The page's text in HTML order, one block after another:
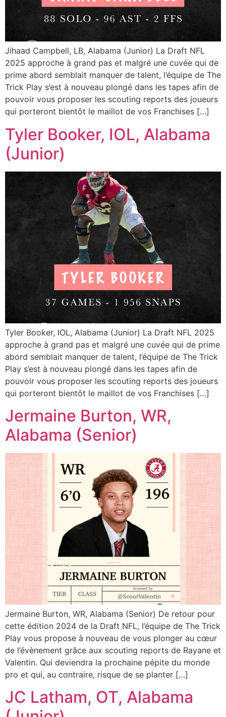
Jihaad Campbell, LB, Alabama (Junior) La Draft NFL
2025 approche à grand pas et malgré une cuvée qui de
prime abord semblait manquer de talent, l’équipe de The
Trick Play s’est à nouveau plongé dans les tapes afin de
pouvoir vous proposer les scouting reports des joueurs
qui porteront bientôt le maillot de vos Franchises […]
Tyler Booker, IOL, Alabama
(Junior)
Tyler Booker, IOL, Alabama (Junior) La Draft NFL 2025
approche à grand pas et malgré une cuvée qui de prime
abord semblait manquer de talent, l’équipe de The Trick
Play s’est à nouveau plongé dans les tapes afin de
pouvoir vous proposer les scouting reports des joueurs
qui porteront bientôt le maillot de vos Franchises […]
Jermaine Burton, WR,
Alabama (Senior)
Jermaine Burton, WR, Alabama (Senior) De retour pour
cette édition 2024 de la Draft NFL, l’équipe de The Trick
Play vous propose à nouveau de vous plonger au cœur
de l’évènement grâce aux scouting reports de Rayane et
Valentin. Qui deviendra la prochaine pépite du monde
pro et qui, au contraire, risque de se planter […]
JC Latham, OT, Alabama